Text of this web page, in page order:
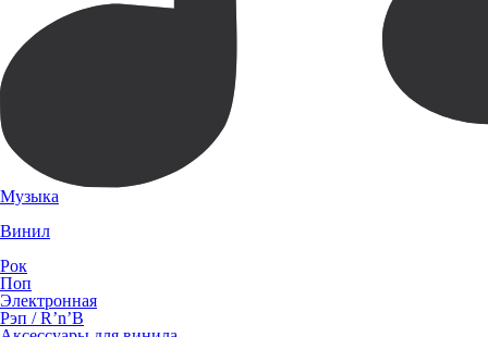
Музыка
Винил
Рок
Поп
Электронная
Рэп / R’n’B